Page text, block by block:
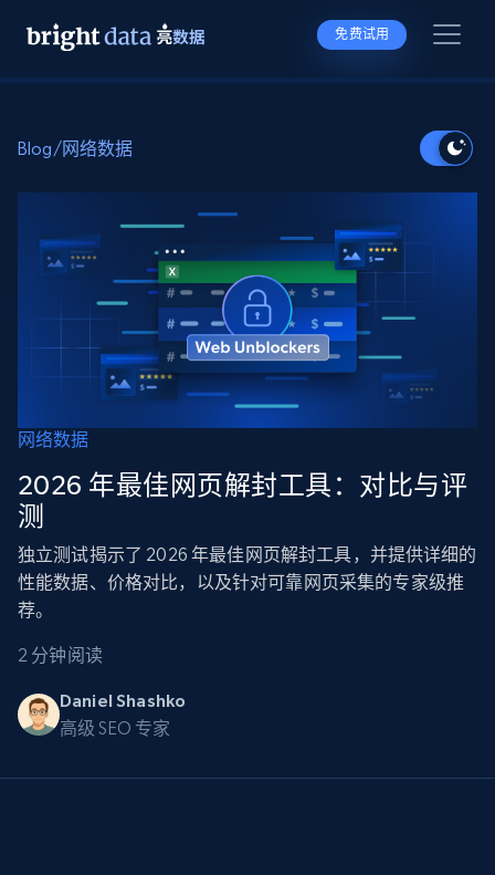
免费试用
Blog/网络数据
网络数据
2026 年最佳网页解封工具：对比与评
测
独立测试揭示了 2026 年最佳网页解封工具，并提供详细的
性能数据、价格对比，以及针对可靠网页采集的专家级推
荐。
2 分钟阅读
Daniel Shashko
高级 SEO 专家